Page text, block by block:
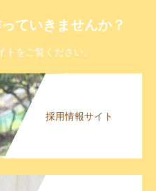
ていきませんか？
をご覧ください。
採用情報サイト